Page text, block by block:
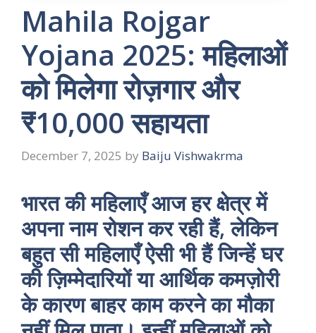
Mahila Rojgar
Yojana 2025: महिलाओं
को मिलेगा रोज़गार और
₹10,000 सहायता
December 7, 2025 by Baiju Vishwakrma
भारत की महिलाएँ आज हर क्षेत्र में
अपना नाम रोशन कर रही हैं, लेकिन
बहुत सी महिलाएँ ऐसी भी हैं जिन्हें घर
की ज़िम्मेदारियों या आर्थिक कमज़ोरी
के कारण बाहर काम करने का मौका